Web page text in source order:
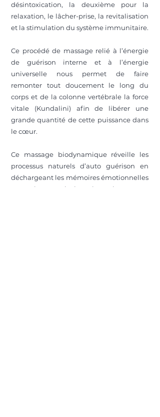
désintoxication, la deuxième pour la
relaxation, le lâcher-prise, la revitalisation
et la stimulation du système immunitaire.
Ce procédé de massage relié à l’énergie
de guérison interne et à l’énergie
universelle nous permet de faire
remonter tout doucement le long du
corps et de la colonne vertébrale la force
vitale (Kundalini) afin de libérer une
grande quantité de cette puissance dans
le cœur.
Ce massage biodynamique réveille les
processus naturels d’auto guérison en
déchargeant les mémoires émotionnelles
encombrantes ainsi que les toxines.